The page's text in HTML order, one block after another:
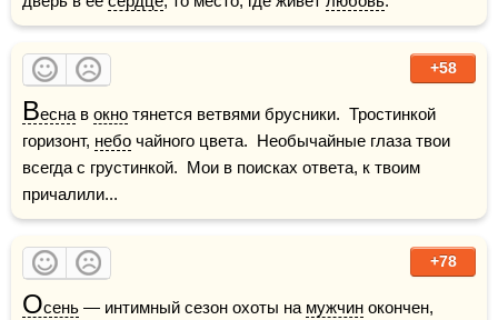
+58
Весна в окно тянется ветвями брусники.  Тростинкой
горизонт, небо чайного цвета.  Необычайные глаза твои
всегда с грустинкой.  Мои в поисках ответа, к твоим
причалили...
+78
Осень — интимный сезон охоты на мужчин окончен,